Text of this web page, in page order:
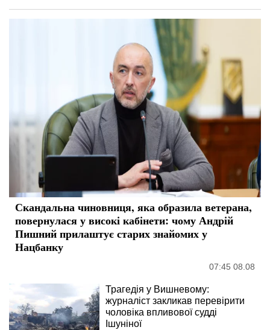
Скандальна чиновниця, яка образила ветерана,
повернулася у високі кабінети: чому Андрій
Пишний прилаштує старих знайомих у
Нацбанку
07:45 08.08
Трагедія у Вишневому:
журналіст закликав перевірити
чоловіка впливової судді
Ішуніної